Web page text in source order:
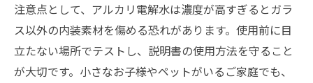
注意点として、アルカリ電解水は濃度が高すぎるとガラ
ス以外の内装素材を傷める恐れがあります。使用前に目
立たない場所でテストし、説明書の使用方法を守ること
が大切です。小さなお子様やペットがいるご家庭でも、